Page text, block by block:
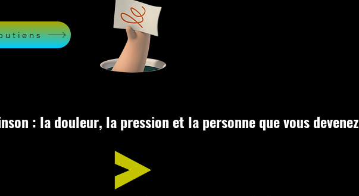
: la douleur, la pression et la personne que vous devenez